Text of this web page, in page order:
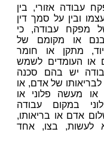
עבודה אזורי, בין
ובין על סמך דין
מפקח עבודה, כי
או מקומם של
מתקן או חומר
או העומדים לשמש
יש בהם סכנה
לבריאותו של אדם, או
או מעשה פלוני או
במקום עבודה
אדם או בריאותו,
לעשות, בצו, אחד